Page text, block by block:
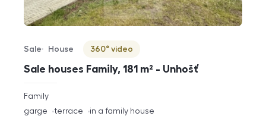
Sale houses Family, 181 m² - Unhošť
Offer type
Sale
Property type
House
Virtuální prohlídka
360° video
rozměry
disposition
Family
funkce
garge terrace in a family house